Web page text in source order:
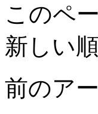
このペ
新しい
前のア